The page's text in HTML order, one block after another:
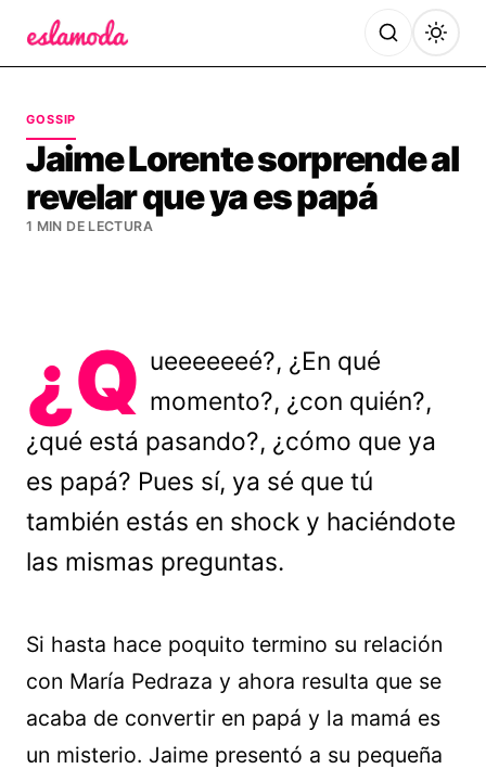
GOSSIP
Jaime Lorente sorprende al
revelar que ya es papá
1 MIN DE LECTURA
¿Q ueeeeeeé?, ¿En qué
momento?, ¿con quién?,
¿qué está pasando?, ¿cómo que ya
es papá? Pues sí, ya sé que tú
también estás en shock y haciéndote
las mismas preguntas.
Si hasta hace poquito termino su relación
con María Pedraza y ahora resulta que se
acaba de convertir en papá y la mamá es
un misterio. Jaime presentó a su pequeña